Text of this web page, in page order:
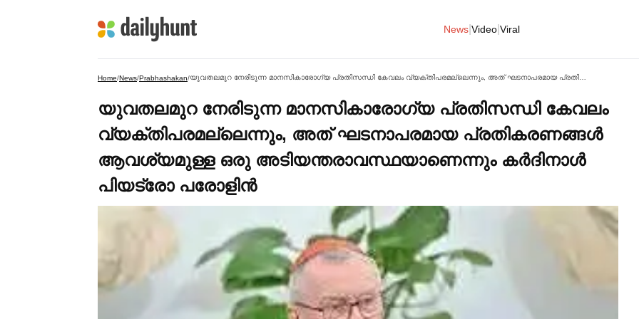
News Video Viral
Home/News/Prabhashakan/
യുവതലമുറ നേരിടുന്ന മാനസികാരോഗ്യ പ്രതിസന്ധി കേവലം
വ്യക്തിപരമല്ലെന്നും, അത് ഘടനാപരമായ പ്രതികരണങ്ങള്‍
ആവശ്യമുള്ള ഒരു അടിയന്തരാവസ്ഥയാണെന്നും കര്‍ദിനാള്‍
പിയട്രോ പരോളിൻ